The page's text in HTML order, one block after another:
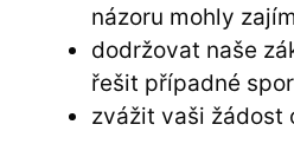
názoru mohly
dodržovat naše
řešit případné
zvážit vaši žádost